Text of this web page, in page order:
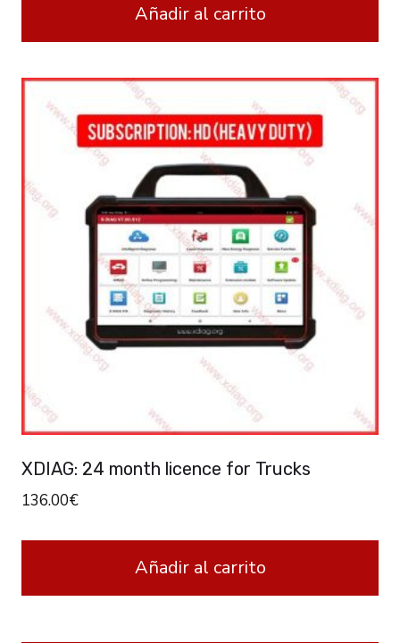
Añadir al carrito
XDIAG: 24 month licence for Trucks
136.00€
Añadir al carrito